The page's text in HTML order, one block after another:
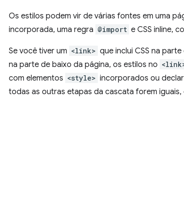
Os estilos podem vir de várias fontes em uma
incorporada, uma regra @import e CSS inline,
Se você tiver um <link> que inclui CSS na
na parte de baixo da página, os estilos no
com elementos <style> incorporados ou
todas as outras etapas da cascata forem iguais,